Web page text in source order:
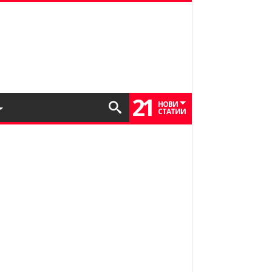
21 НОВИ
СТАТИИ